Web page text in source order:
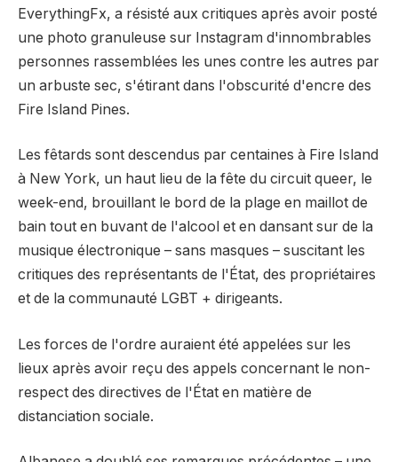
EverythingFx, a résisté aux critiques après avoir posté
une photo granuleuse sur Instagram d'innombrables
personnes rassemblées les unes contre les autres par
un arbuste sec, s'étirant dans l'obscurité d'encre des
Fire Island Pines.
Les fêtards sont descendus par centaines à Fire Island
à New York, un haut lieu de la fête du circuit queer, le
week-end, brouillant le bord de la plage en maillot de
bain tout en buvant de l'alcool et en dansant sur de la
musique électronique – sans masques – suscitant les
critiques des représentants de l'État, des propriétaires
et de la communauté LGBT + dirigeants.
Les forces de l'ordre auraient été appelées sur les
lieux après avoir reçu des appels concernant le non-
respect des directives de l'État en matière de
distanciation sociale.